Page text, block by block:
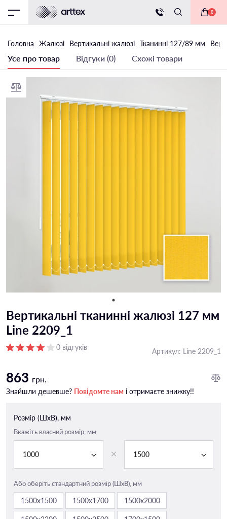
0
Головна Жалюзі Вертикальні жалюзі Тканинні 127/89 мм
Усе про товар Відгуки (0) Схожі товари
Вертикальні тканинні жалюзі 127 мм
Line 2209_1
0 відгуків Артикул: Line 2209_1
863 грн.
Знайшли дешевше? Повідомте нам і отримаєте знижку!!
Розмір (ШxВ), мм
Вкажіть власний розмір, мм
1000 1500
Або оберіть стандартний розмір (ШxВ), мм
1500х1500 1500х1700 1500х2000